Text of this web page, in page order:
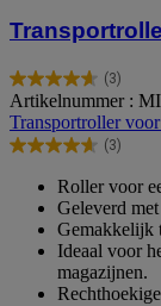
(3)
4.7
van
de
5
beoordelingen
Artikelnummer :
Transportroller
(3)
4.7
sterren.
beoordelingen
Roller voor
Geleverd
Gemakkelijk
Ideaal voor
magazijnen.